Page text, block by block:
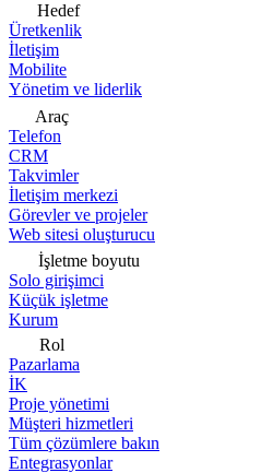
Hedef
Üretkenlik
İletişim
Mobilite
Yönetim ve liderlik
Araç
Telefon
CRM
Takvimler
İletişim merkezi
Görevler ve projeler
Web sitesi oluşturucu
İşletme boyutu
Solo girişimci
Küçük işletme
Kurum
Rol
Pazarlama
İK
Proje yönetimi
Müşteri hizmetleri
Tüm çözümlere bakın
Entegrasyonlar